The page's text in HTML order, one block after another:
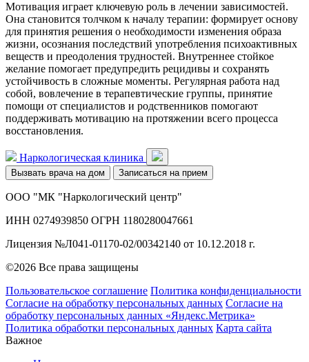
Мотивация играет ключевую роль в лечении зависимостей.
Она становится толчком к началу терапии: формирует основу
для принятия решения о необходимости изменения образа
жизни, осознания последствий употребления психоактивных
веществ и преодоления трудностей. Внутреннее стойкое
желание помогает предупредить рецидивы и сохранять
устойчивость в сложные моменты. Регулярная работа над
собой, вовлечение в терапевтические группы, принятие
помощи от специалистов и родственников помогают
поддерживать мотивацию на протяжении всего процесса
восстановления.
Наркологическая клиника
Вызвать врача на дом Записаться на прием
ООО "МК "Наркологический центр"
ИНН 0274939850 ОГРН 1180280047661
Лицензия №Л041-01170-02/00342140 от 10.12.2018 г.
©2026 Все права защищены
Пользовательское соглашение Политика конфиденциальности
Согласие на обработку персональных данных Согласие на
обработку персональных данных «Яндекс.Метрика»
Политика обработки персональных данных Карта сайта
Важное